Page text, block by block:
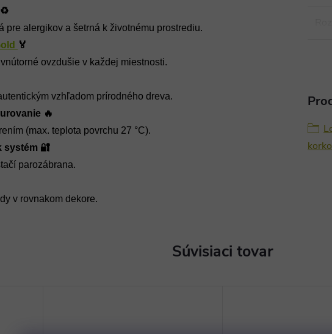
♻️
pre alergikov a šetrná k životnému prostrediu.
🏅
ovzdušie v každej miestnosti.
vzhľadom prírodného dreva.
🔥
(max. teplota povrchu 27 °C).
systém 🔐
parozábrana.
v rovnakom dekore.
Súvisiaci tovar